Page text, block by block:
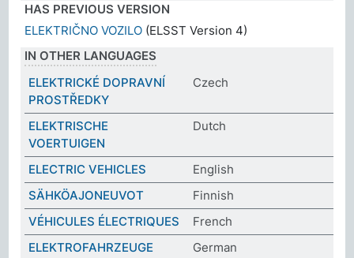
HAS PREVIOUS VERSION
ELEKTRIČNO VOZILO (ELSST Version 4)
IN OTHER LANGUAGES
ELEKTRICKÉ DOPRAVNÍ
PROSTŘEDKY
Czech
ELEKTRISCHE
VOERTUIGEN
Dutch
ELECTRIC VEHICLES
English
SÄHKÖAJONEUVOT
Finnish
VÉHICULES ÉLECTRIQUES
French
ELEKTROFAHRZEUGE
German